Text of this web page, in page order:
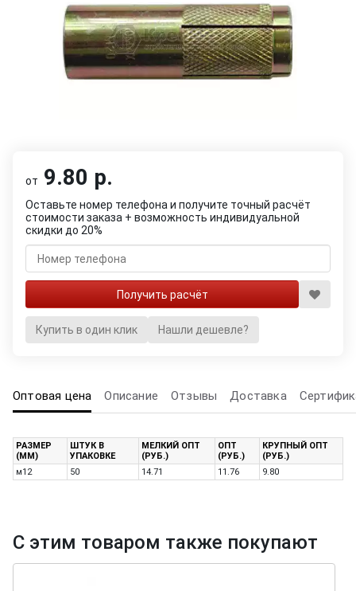
от 9.80 р.
Оставьте номер телефона и получите точный расчёт
стоимости заказа + возможность индивидуальной
скидки до 20%
Купить в один клик Нашли дешевле?
Оптовая цена Описание Отзывы Доставка
РАЗМЕР
(ММ)
ШТУК В
УПАКОВКЕ
МЕЛКИЙ ОПТ
(РУБ.)
ОПТ
(РУБ.)
КРУПНЫЙ ОПТ
(РУБ.)
м12
50 14.71 11.76 9.80
С этим товаром также покупают